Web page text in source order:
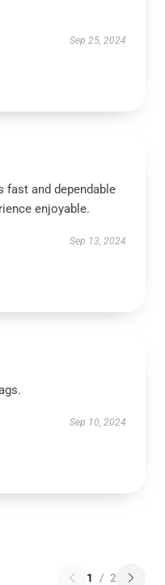
Sep 25, 2024
fast and dependable
enjoyable.
Sep 13, 2024
Sep 10, 2024
1 / 2